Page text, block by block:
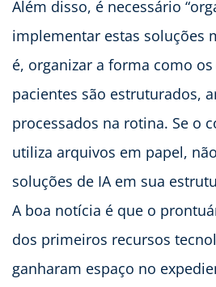
Além disso, é necessário
implementar estas soluções
é, organizar a forma como
pacientes são estruturados,
processados na rotina. Se o
utiliza arquivos em papel,
soluções de IA em sua
A boa notícia é que o
dos primeiros recursos
ganharam espaço no